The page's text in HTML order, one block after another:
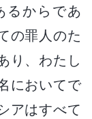
るからであ
の罪人のた
り、わたし
においてで
アはすべて